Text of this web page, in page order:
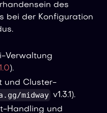
des
bei der Konfiguration
Verwaltung
).
und Cluster-
midway v1.3.1).
Handling und